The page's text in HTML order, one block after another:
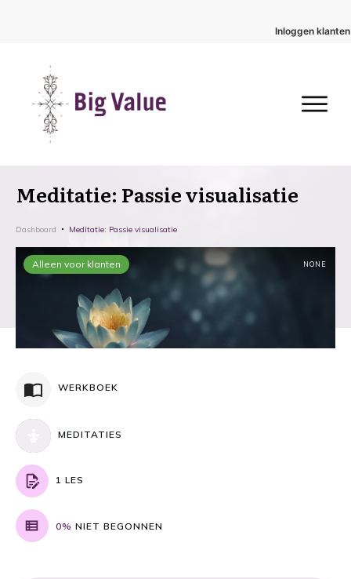
Inloggen klanten
Meditatie: Passie visualisatie
Dashboard Meditatie: Passie visualisatie
Alleen voor klanten NONE
WERKBOEK
MEDITATIES
1 LES
0% NIET BEGONNEN